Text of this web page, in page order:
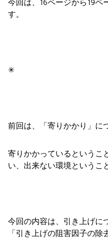
今回は、16ページから19ペ
す。
✳︎
前回は、「寄りかかり」に
寄りかかっているというこ
い、出来ない環境というこ
今回の内容は、引き上げに
「引き上げの阻害因子の除